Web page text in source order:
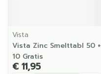
Vista
Vista Zinc Smelttabl 50 +
10 Gratis
€ 11,95